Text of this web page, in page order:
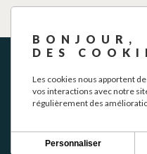
NEWSLETTER
BONJOUR,
DES
Les cookies nous apportent
vos interactions avec notre
régulièrement des
Personnaliser